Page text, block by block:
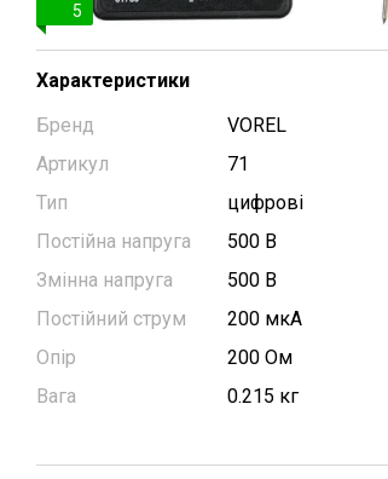
5
Характеристики
Бренд
VOREL
Артикул
71
Тип
цифрові
Постійна напруга
500 В
Змінна напруга
500 В
Постійний струм
200 мкА
Опір
200 Ом
Вага
0.215 кг